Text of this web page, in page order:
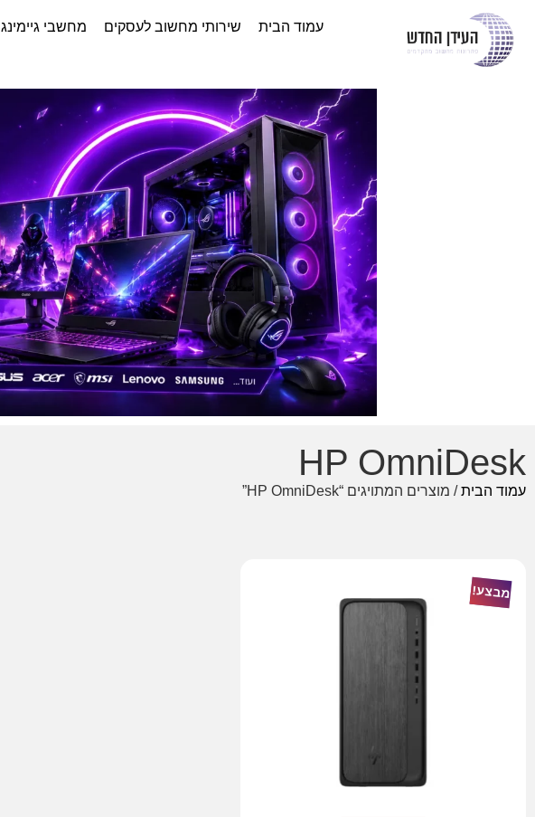
עמוד הבית שירותי מחשוב לעסקים מחשבי גיימינג
HP OmniDesk
עמוד הבית/ מוצרים המתויגים “HP OmniDesk”
מבצע!